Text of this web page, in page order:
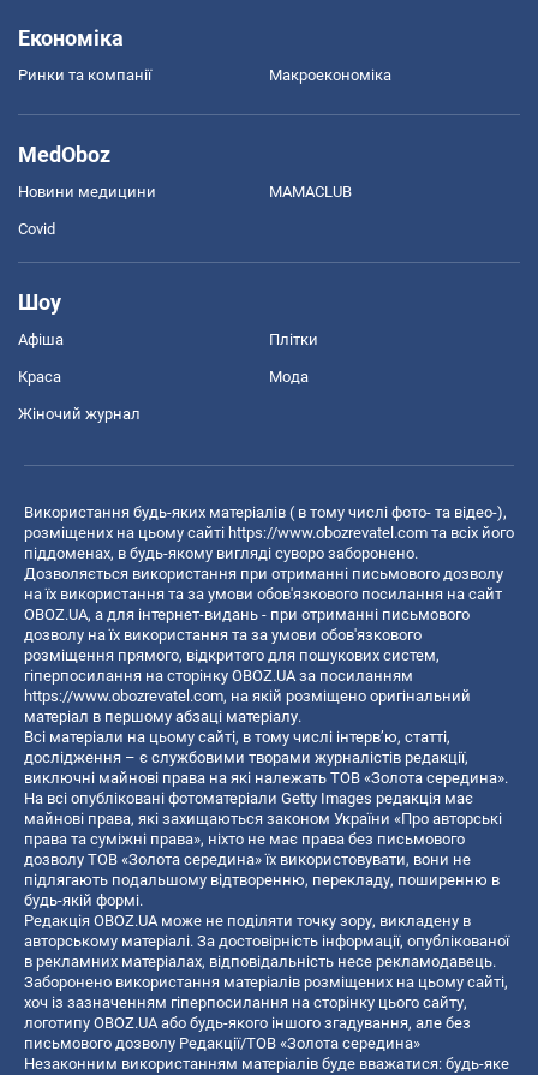
Економіка
Ринки та компанії Макроекономіка
MedOboz
Новини медицини MAMACLUB
Covid
Шоу
Афіша Плітки
Краса Мода
Жіночий журнал
Використання будь-яких матеріалів ( в тому числі фото- та відео-),
розміщених на цьому сайті https://www.obozrevatel.com та всіх його
піддоменах, в будь-якому вигляді суворо заборонено.
Дозволяється використання при отриманні письмового дозволу
на їх використання та за умови обов'язкового посилання на сайт
OBOZ.UA, а для інтернет-видань - при отриманні письмового
дозволу на їх використання та за умови обов'язкового
розміщення прямого, відкритого для пошукових систем,
гіперпосилання на сторінку OBOZ.UA за посиланням
https://www.obozrevatel.com, на якій розміщено оригінальний
матеріал в першому абзаці матеріалу.
Всі матеріали на цьому сайті, в тому числі інтерв’ю, статті,
дослідження – є службовими творами журналістів редакції,
виключні майнові права на які належать ТОВ «Золота середина».
На всі опубліковані фотоматеріали Getty Images редакція має
майнові права, які захищаються законом України «Про авторські
права та суміжні права», ніхто не має права без письмового
дозволу ТОВ «Золота середина» їх використовувати, вони не
підлягають подальшому відтворенню, перекладу, поширенню в
будь-якій формі.
Редакція OBOZ.UA може не поділяти точку зору, викладену в
авторському матеріалі. За достовірність інформації, опублікованої
в рекламних матеріалах, відповідальність несе рекламодавець.
Заборонено використання матеріалів розміщених на цьому сайті,
хоч із зазначенням гіперпосилання на сторінку цього сайту,
логотипу OBOZ.UA або будь-якого іншого згадування, але без
письмового дозволу Редакції/ТОВ «Золота середина»
Незаконним використанням матеріалів буде вважатися: будь-яке